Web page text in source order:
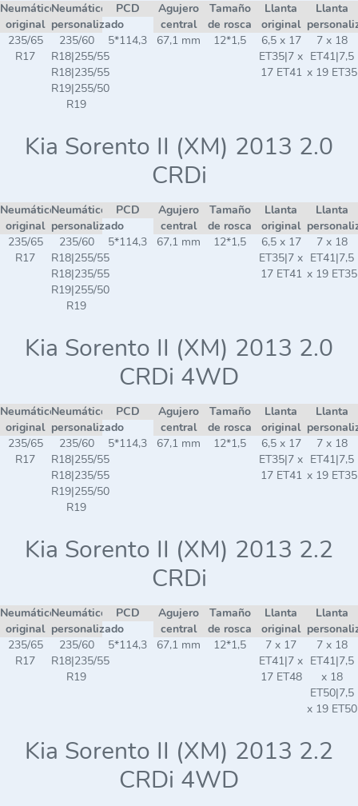
Neumático
original
Neumático
personalizado
PCD
Agujero
central
Tamaño
de rosca
Llanta
original
Llanta
235/65
R17
235/60
R18|255/55
R18|235/55
R19|255/50
R19
5*114,3 67,1 mm 12*1,5
6,5 x 17
ET35|7 x
17 ET41
7 x 18
ET41|7,5
x 19 ET35
Kia Sorento II (XM) 2013 2.0
CRDi
Neumático
original
Neumático
personalizado
PCD
Agujero
central
Tamaño
de rosca
Llanta
original
Llanta
235/65
R17
235/60
R18|255/55
R18|235/55
R19|255/50
R19
5*114,3 67,1 mm 12*1,5
6,5 x 17
ET35|7 x
17 ET41
7 x 18
ET41|7,5
x 19 ET35
Kia Sorento II (XM) 2013 2.0
CRDi 4WD
Neumático
original
Neumático
personalizado
PCD
Agujero
central
Tamaño
de rosca
Llanta
original
Llanta
235/65
R17
235/60
R18|255/55
R18|235/55
R19|255/50
R19
5*114,3 67,1 mm 12*1,5
6,5 x 17
ET35|7 x
17 ET41
7 x 18
ET41|7,5
x 19 ET35
Kia Sorento II (XM) 2013 2.2
CRDi
Neumático
original
Neumático
personalizado
PCD
Agujero
central
Tamaño
de rosca
Llanta
original
Llanta
235/65
R17
235/60
R18|235/55
R19
5*114,3 67,1 mm 12*1,5
7 x 17
ET41|7 x
17 ET48
7 x 18
ET41|7,5
x 18
ET50|7,5
x 19 ET50
Kia Sorento II (XM) 2013 2.2
CRDi 4WD